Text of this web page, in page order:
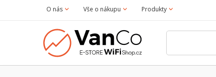
O nás Vše o nákupu Produkty